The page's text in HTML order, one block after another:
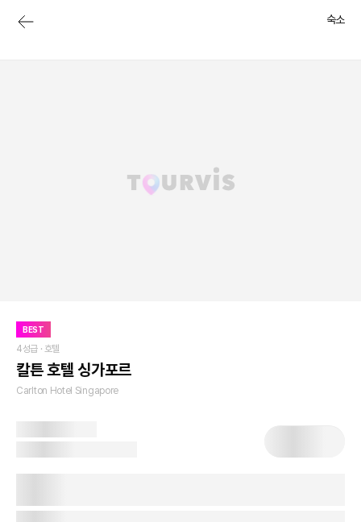
숙소
BEST
4성급 · 호텔
칼튼 호텔 싱가포르
Carlton Hotel Singapore